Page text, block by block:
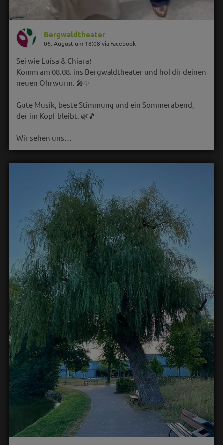
Bergwaldtheater
06. August um 18:08 via Facebook
Sei wie Luisa & Chiara!
Komm am 08.08. ins Bergwaldtheater und hol dir deinen
neuen Ohrwurm. 🎤✨
Gute Musik, beste Stimmung und ein Sommerabend,
der im Kopf bleibt. 🌿🎵
Wir sehen uns…